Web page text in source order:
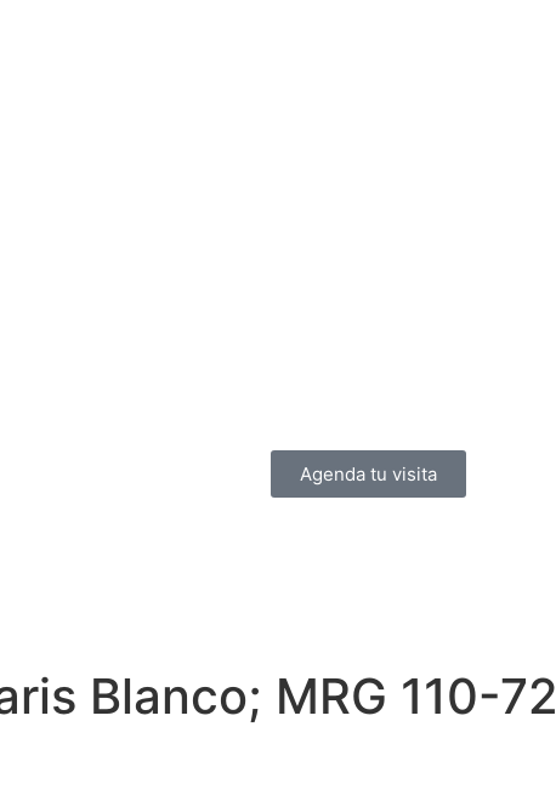
Agenda tu visita
Blanco; MRG 110-72